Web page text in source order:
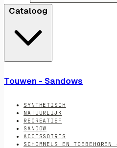
Cataloog
Touwen - Sandows
SYNTHETISCH
NATUURLIJK
RECREATIEF
SANDOW
ACCESSOIRES
SCHOMMELS EN